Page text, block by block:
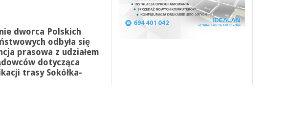
dworca Polskich
odbyła się
prasowa z udziałem
dotycząca
trasy Sokółka-